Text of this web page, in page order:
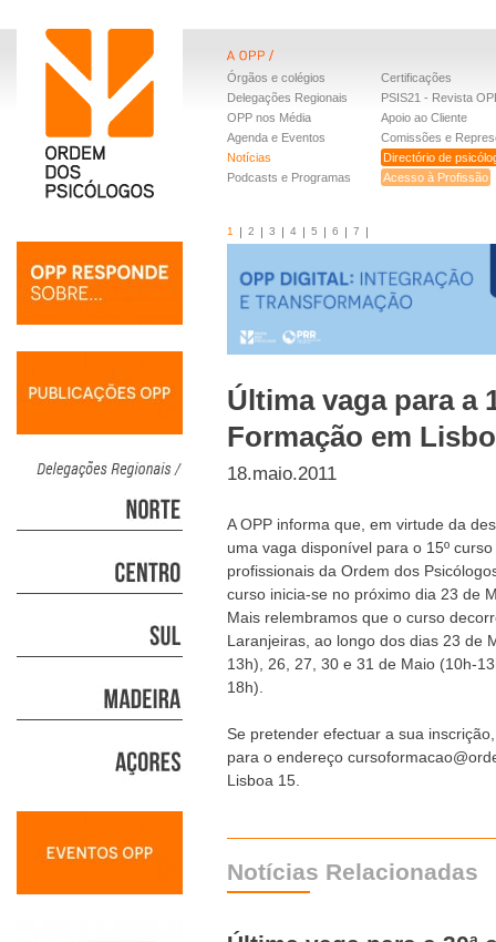
Órgãos e colégios
Delegações Regionais
OPP nos Média
Agenda e Eventos
Notícias
Podcasts e Programas
Certificações
PSIS21 - Revista
Apoio ao Cliente
Comissões e
Directório de
Acesso à Profissão
1 2 3 4 5 6 7
Última vaga para a
Formação em
18.maio.2011
A OPP informa que, em virtude da
uma vaga disponível para o 15º
profissionais da Ordem dos
curso inicia-se no próximo dia 23 de
Mais relembramos que o curso
Laranjeiras, ao longo dos dias 23 de
13h), 26, 27, 30 e 31 de Maio (10h-
18h).
Se pretender efectuar a sua
para o endereço
Lisboa 15.
Notícias Relacionadas